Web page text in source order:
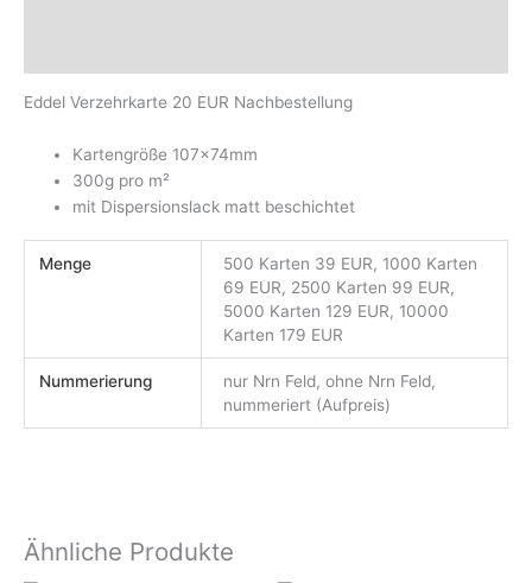
Eddel Verzehrkarte 20 EUR Nachbestellung
Kartengröße 107x74mm
300g pro m²
mit Dispersionslack matt beschichtet
Menge
500 Karten 39 EUR, 1000 Karten
69 EUR, 2500 Karten 99 EUR,
5000 Karten 129 EUR, 10000
Karten 179 EUR
Nummerierung
nur Nrn Feld, ohne Nrn Feld,
nummeriert (Aufpreis)
Ähnliche Produkte